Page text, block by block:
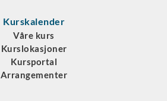
Kurskalender
Våre kurs
Kurslokasjoner
Kursportal
Arrangementer